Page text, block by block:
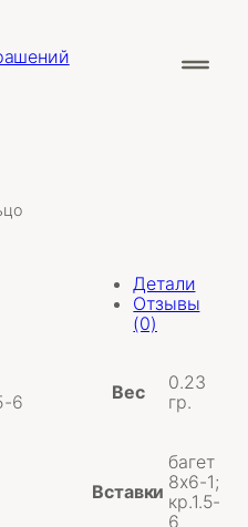
6
Детали
Отзывы
(0)
Вес
0.23
гр.
Вставки
багет
8х6-1;
кр.1.5-
6